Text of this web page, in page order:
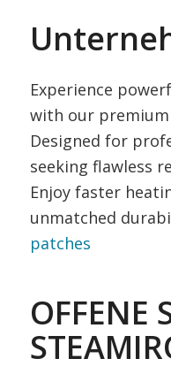
Experience
with our premium
Designed for
seeking flawless
Enjoy faster
unmatched
patches
OFFENE